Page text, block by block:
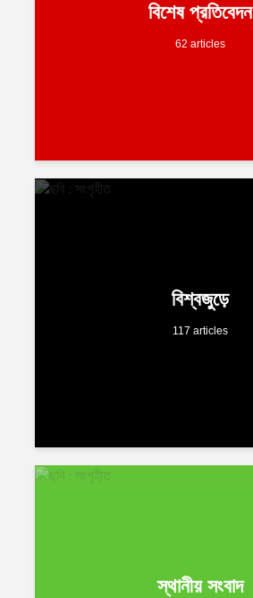
বিশেষ প্রতিবেদন
62 articles
বিশ্বজুড়ে
117 articles
স্থানীয় সংবাদ